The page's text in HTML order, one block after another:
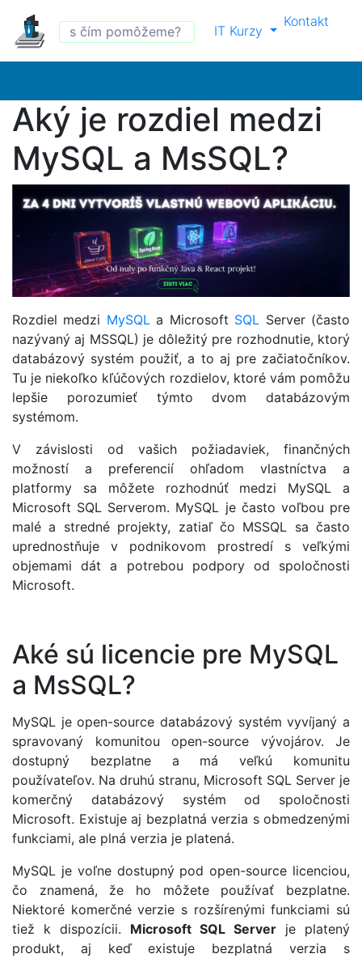
IT Kurzy
Kontakt
Aký je rozdiel medzi
MySQL a MsSQL?
Rozdiel medzi MySQLa Microsoft SQL Server (často
nazývaný aj MSSQL) je dôležitý pre rozhodnutie, ktorý
databázový systém použiť, a to aj pre začiatočníkov.
Tu je niekoľko kľúčových rozdielov, ktoré vám pomôžu
lepšie porozumieť týmto dvom databázovým
systémom.
V závislosti od vašich požiadaviek, finančných
možností a preferencií ohľadom vlastníctva a
platformy sa môžete rozhodnúť medzi MySQL a
Microsoft SQL Serverom. MySQL je často voľbou pre
malé a stredné projekty, zatiaľ čo MSSQL sa často
uprednostňuje v podnikovom prostredí s veľkými
objemami dát a potrebou podpory od spoločnosti
Microsoft.
Aké sú licencie pre MySQL
a MsSQL?
MySQL je open-source databázový systém vyvíjaný a
spravovaný komunitou open-source vývojárov. Je
dostupný bezplatne a má veľkú komunitu
používateľov. Na druhú stranu, Microsoft SQL Server je
komerčný databázový systém od spoločnosti
Microsoft. Existuje aj bezplatná verzia s obmedzenými
funkciami, ale plná verzia je platená.
MySQL je voľne dostupný pod open-source licenciou,
čo znamená, že ho môžete používať bezplatne.
Niektoré komerčné verzie s rozšírenými funkciami sú
tiež k dispozícii. Microsoft SQL Server je platený
produkt, aj keď existuje bezplatná verzia s